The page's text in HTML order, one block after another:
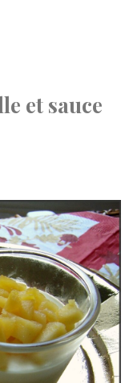
et sauce